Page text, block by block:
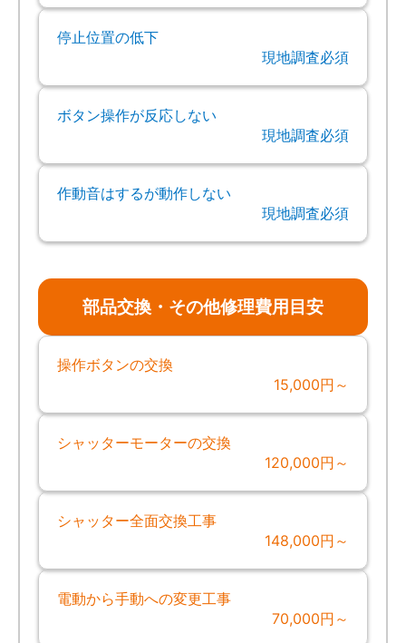
停止位置の低下
現地調査必須
ボタン操作が反応しない
現地調査必須
作動音はするが動作しない
現地調査必須
部品交換・その他修理費用目安
操作ボタンの交換
15,000円～
シャッターモーターの交換
120,000円～
シャッター全面交換工事
148,000円～
電動から手動への変更工事
70,000円～